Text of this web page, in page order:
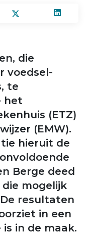
die
voedsel-
te
het
(ETZ)
(EMW).
hieruit de
Berge deed
mogelijk
resultaten
in een
in de maak.